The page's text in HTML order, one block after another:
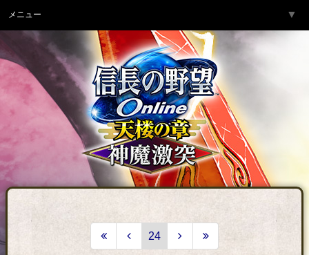
メニュー ▼
トップページ
ゲーム紹介
サービス
コミュニティ
ネットカフェ ▼
24